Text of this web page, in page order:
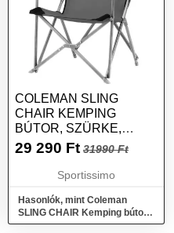
COLEMAN SLING
CHAIR KEMPING
BÚTOR, SZÜRKE,
MÉRET
29 290 Ft 31990 Ft
Sportissimo
Hasonlók, mint Coleman
SLING CHAIR Kemping bútor,
szürke, méret